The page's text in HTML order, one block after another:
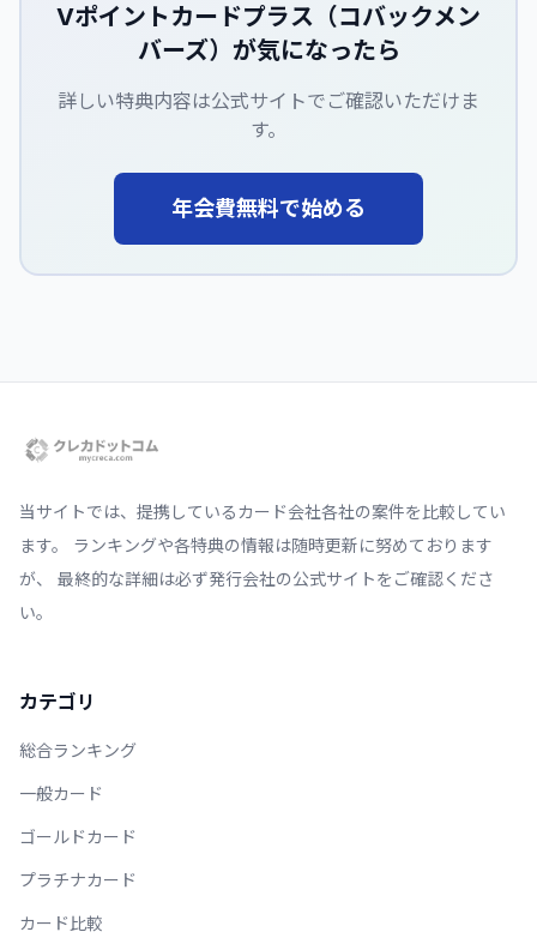
Vポイントカードプラス（コバックメン
バーズ） が気になったら
詳しい特典内容は公式サイトでご確認いただけま
す。
年会費無料で始める
当サイトでは、提携しているカード会社各社の案件を比較してい
ます。 ランキングや各特典の情報は随時更新に努めております
が、 最終的な詳細は必ず発行会社の公式サイトをご確認くださ
い。
カテゴリ
総合ランキング
一般カード
ゴールドカード
プラチナカード
カード比較